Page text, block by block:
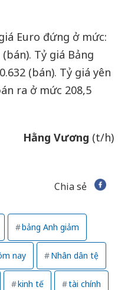
Euro đứng ở mức:
Tỷ giá Bảng
(bán). Tỷ giá yên
ra ở mức 208,5
Hằng Vương (t/h)
Chia sẻ
bảng Anh giảm
nay Nhân dân tệ
kinh tế tài chính